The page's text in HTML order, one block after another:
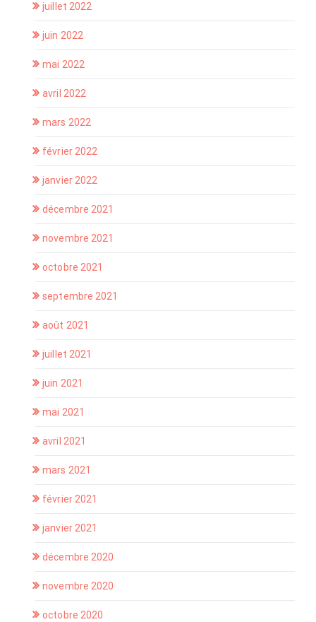
juillet 2022
juin 2022
mai 2022
avril 2022
mars 2022
février 2022
janvier 2022
décembre 2021
novembre 2021
octobre 2021
septembre 2021
août 2021
juillet 2021
juin 2021
mai 2021
avril 2021
mars 2021
février 2021
janvier 2021
décembre 2020
novembre 2020
octobre 2020